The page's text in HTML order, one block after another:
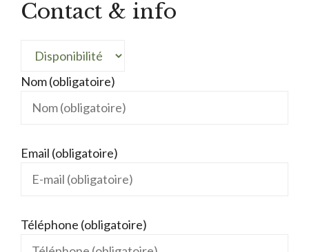
Contact & info
Nom (obligatoire)
Email (obligatoire)
Téléphone (obligatoire)